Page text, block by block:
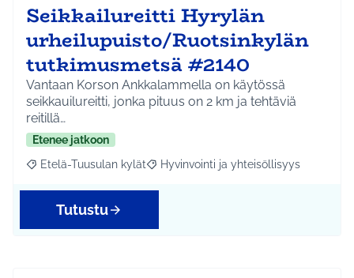
Seikkailureitti Hyrylän
urheilupuisto/Ruotsinkylän
tutkimusmetsä #2140
Vantaan Korson Ankkalammella on käytössä
seikkauilureitti, jonka pituus on 2 km ja tehtäviä
reitillä…
Etenee jatkoon
Rajaa tulokset aihepiirin mukaan: Etelä-Tuusulan kylät
Etelä-Tuusulan kylät Rajaa tulokset teeman mukaan:
Hyvinvointi ja yhteisöllisyys
Tutustu